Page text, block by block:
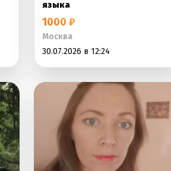
языка
1000 ₽
Москва
30.07.2026 в 12:24